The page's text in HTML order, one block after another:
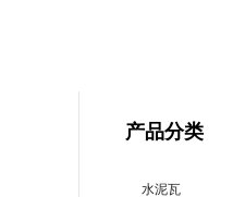
产品分类
水泥瓦